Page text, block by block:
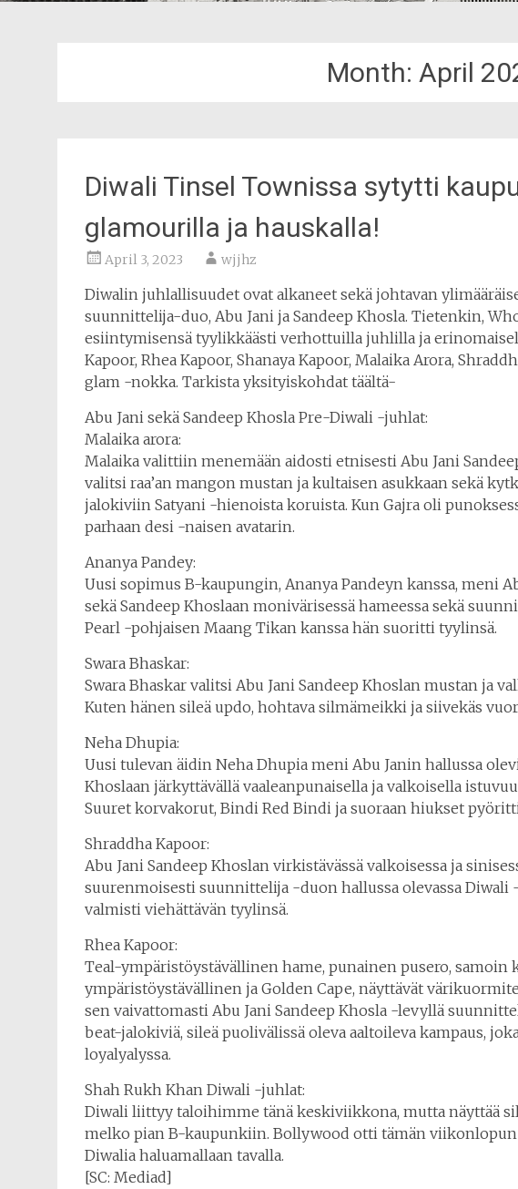
Month: April
Diwali Tinsel Townissa sytytti
glamourilla ja hauskalla!
April 3, 2023 wjjhz
Diwalin juhlallisuudet ovat alkaneet sekä johtavan
suunnittelija-duo, Abu Jani ja Sandeep Khosla. Tietenkin,
esiintymisensä tyylikkäästi verhottuilla juhlilla ja
Kapoor, Rhea Kapoor, Shanaya Kapoor, Malaika Arora,
glam -nokka. Tarkista yksityiskohdat täältä-
Abu Jani sekä Sandeep Khosla Pre-Diwali -juhlat:
Malaika arora:
Malaika valittiin menemään aidosti etnisesti Abu Jani
valitsi raa’an mangon mustan ja kultaisen asukkaan sekä
jalokiviin Satyani -hienoista koruista. Kun Gajra oli
parhaan desi -naisen avatarin.
Ananya Pandey:
Uusi sopimus B-kaupungin, Ananya Pandeyn kanssa, meni
sekä Sandeep Khoslaan monivärisessä hameessa sekä
Pearl -pohjaisen Maang Tikan kanssa hän suoritti tyylinsä.
Swara Bhaskar:
Swara Bhaskar valitsi Abu Jani Sandeep Khoslan mustan ja
Kuten hänen sileä updo, hohtava silmämeikki ja siivekäs
Neha Dhupia:
Uusi tulevan äidin Neha Dhupia meni Abu Janin hallussa
Khoslaan järkyttävällä vaaleanpunaisella ja valkoisella
Suuret korvakorut, Bindi Red Bindi ja suoraan hiukset
Shraddha Kapoor:
Abu Jani Sandeep Khoslan virkistävässä valkoisessa ja
suurenmoisesti suunnittelija -duon hallussa olevassa Diwali
valmisti viehättävän tyylinsä.
Rhea Kapoor:
Teal-ympäristöystävällinen hame, punainen pusero, samoin
ympäristöystävällinen ja Golden Cape, näyttävät
sen vaivattomasti Abu Jani Sandeep Khosla -levyllä
beat-jalokiviä, sileä puolivälissä oleva aaltoileva kampaus,
loyalyalyssa.
Shah Rukh Khan Diwali -juhlat:
Diwali liittyy taloihimme tänä keskiviikkona, mutta näyttää
melko pian B-kaupunkiin. Bollywood otti tämän
Diwalia haluamallaan tavalla.
[SC: Mediad]